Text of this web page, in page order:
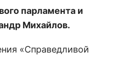
парламента и
Михайлов.
«Справедливой